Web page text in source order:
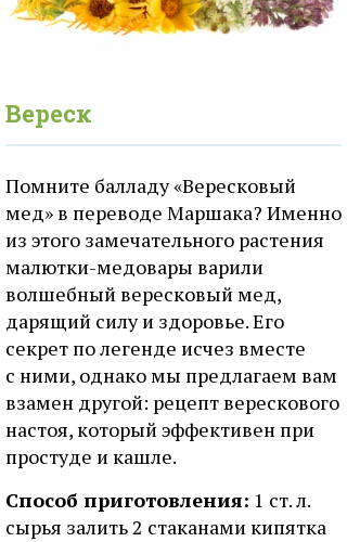
Вереск
Помните балладу «Вересковый
мед» в переводе Маршака? Именно
из этого замечательного растения
малютки-медовары варили
волшебный вересковый мед,
дарящий силу и здоровье. Его
секрет по легенде исчез вместе
с ними, однако мы предлагаем вам
взамен другой: рецепт верескового
настоя, который эффективен при
простуде и кашле.
Способ приготовления: 1 ст. л.
сырья залить 2 стаканами кипятка